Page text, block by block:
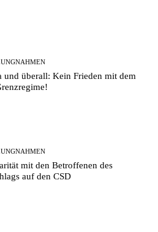
und überall: Kein Frieden mit dem
mit den Betroffenen des
auf den CSD